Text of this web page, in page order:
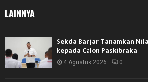
LAINNYA
Sekda Banjar Tanamkan
kepada Calon Paskibraka
4 Agustus 2026 0